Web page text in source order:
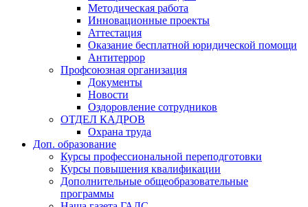
Методическая работа
Инновационные проекты
Аттестация
Оказание бесплатной юридической помощи
Антитеррор
Профсоюзная организация
Документы
Новости
Оздоровление сотрудников
ОТДЕЛ КАДРОВ
Охрана труда
Доп. образование
Курсы профессиональной переподготовки
Курсы повышения квалификации
Дополнительные общеобразовательные
программы